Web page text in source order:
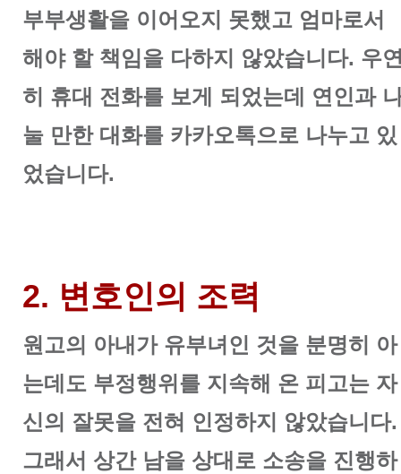
부부생활을 이어오지 못했고 엄마로서
해야 할 책임을 다하지 않았습니다. 우
히 휴대 전화를 보게 되었는데 연인과
눌 만한 대화를 카카오톡으로 나누고 있
었습니다.
2. 변호인의 조력
원고의 아내가 유부녀인 것을 분명히 아
는데도 부정행위를 지속해 온 피고는 자
신의 잘못을 전혀 인정하지 않았습니다.
그래서 상간 남을 상대로 소송을 진행하